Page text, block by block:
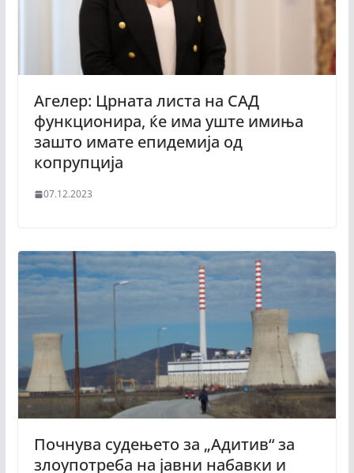
Агелер: Црната листа на САД
функционира, ќе има уште имиња
зашто имате епидемија од
копрупција
07.12.2023
Почнува судењето за „Адитив“ за
злоупотреба на јавни набавки и